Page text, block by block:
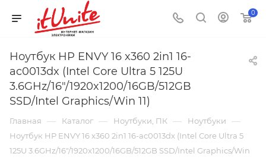
0
Ноутбук HP ENVY 16 x360 2in1 16-
ac0013dx (Intel Core Ultra 5 125U
3.6GHz/16"/1920x1200/16GB/512GB
SSD/Intel Graphics/Win 11)
Главная — Каталог — Ноутбуки, ПК — Ноутбуки —
Ноутбук HP ENVY 16 x360 2in1 16-ac0013dx (Intel Core Ultra 5
125U 3.6GHz/16"/1920x1200/16GB/512GB SSD/Intel Graphics/Win